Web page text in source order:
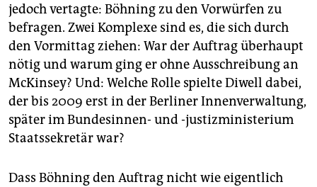
jedoch vertagte: Böhning zu den Vorwürfen zu
befragen. Zwei Komplexe sind es, die sich durch
den Vormittag ziehen: War der Auftrag überhaupt
nötig und warum ging er ohne Ausschreibung an
McKinsey? Und: Welche Rolle spielte Diwell dabei,
der bis 2009 erst in der Berliner Innenverwaltung,
später im Bundesinnen- und -justizministerium
Staatssekretär war?
Dass Böhning den Auftrag nicht wie eigentlich